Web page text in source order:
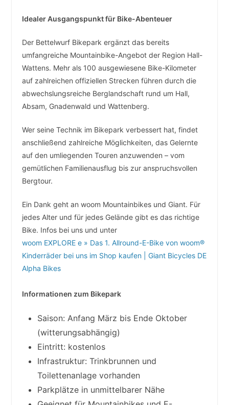
Idealer Ausgangspunkt für Bike-Abenteuer
Der Bettelwurf Bikepark ergänzt das bereits
umfangreiche Mountainbike-Angebot der Region Hall-
Wattens. Mehr als 100 ausgewiesene Bike-Kilometer
auf zahlreichen offiziellen Strecken führen durch die
abwechslungsreiche Berglandschaft rund um Hall,
Absam, Gnadenwald und Wattenberg.
Wer seine Technik im Bikepark verbessert hat, findet
anschließend zahlreiche Möglichkeiten, das Gelernte
auf den umliegenden Touren anzuwenden – vom
gemütlichen Familienausflug bis zur anspruchsvollen
Bergtour.
Ein Dank geht an woom Mountainbikes und Giant. Für
jedes Alter und für jedes Gelände gibt es das richtige
Bike. Infos bei uns und unter
woom EXPLORE e » Das 1. Allround-E-Bike von woom®
Kinderräder bei uns im Shop kaufen | Giant Bicycles DE
Alpha Bikes
Informationen zum Bikepark
Saison: Anfang März bis Ende Oktober
(witterungsabhängig)
Eintritt: kostenlos
Infrastruktur: Trinkbrunnen und
Toilettenanlage vorhanden
Parkplätze in unmittelbarer Nähe